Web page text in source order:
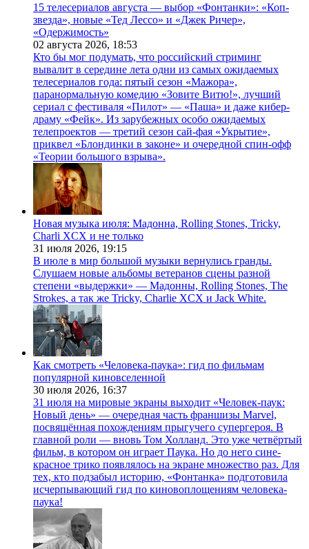
15 телесериалов августа — выбор «Фонтанки»: «Коп-
звезда», новые «Тед Лессо» и «Джек Ричер»,
«Одержимость»
02 августа 2026, 18:53
Кто бы мог подумать, что российский стриминг
вывалит в середине лета одни из самых ожидаемых
телесериалов года: пятый сезон «Мажора»,
паранормальную комедию «Зовите Витю!», лучший
сериал с фестиваля «Пилот» — «Паша» и даже кибер-
драму «Фейк». Из зарубежных особо ожидаемых
телепроектов — третий сезон сай-фая «Укрытие»,
приквел «Блондинки в законе» и очередной спин-офф
«Теории большого взрыва».
Новая музыка июля: Мадонна, Rolling Stones, Tricky,
Charli XCX и не только
31 июля 2026, 19:15
В июле в мир большой музыки вернулись гранды.
Слушаем новые альбомы ветеранов сцены разной
степени «выдержки» — Мадонны, Rolling Stones, The
Strokes, а так же Tricky, Charlie XCX и Jack White.
Как смотреть «Человека-паука»: гид по фильмам
популярной киновселенной
30 июля 2026, 16:37
31 июля на мировые экраны выходит «Человек-паук:
Новый день» — очередная часть франшизы Marvel,
посвящённая похождениям прыгучего супергероя. В
главной роли — вновь Том Холланд. Это уже четвёртый
фильм, в котором он играет Паука. Но до него сине-
красное трико появлялось на экране множество раз. Для
тех, кто подзабыл историю, «Фонтанка» подготовила
исчерпывающий гид по киновоплощениям человека-
паука!